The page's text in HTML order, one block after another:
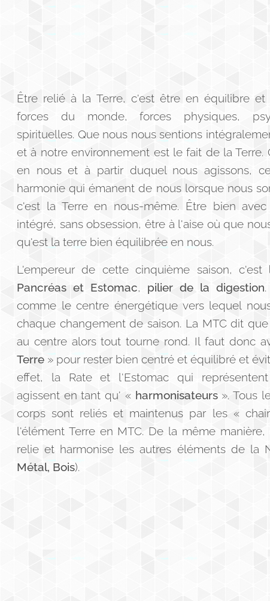
Être relié à la Terre, c'est être en équilibre
forces du monde, forces physiques,
spirituelles. Que nous nous sentions
et à notre environnement est le fait de la Terre.
en nous et à partir duquel nous agissons,
harmonie qui émanent de nous lorsque nous
c'est la Terre en nous-même. Être bien
intégré, sans obsession, être à l'aise où que
qu'est la terre bien équilibrée en nous.
L'empereur de cette cinquième saison, c'est
Pancréas et Estomac, pilier de la digestion
comme le centre énergétique vers lequel
chaque changement de saison. La MTC dit
au centre alors tout tourne rond. Il faut donc
Terre » pour rester bien centré et équilibré et
effet, la Rate et l'Estomac qui
agissent en tant qu' « harmonisateurs». Tous
corps sont reliés et maintenus par les «
l'élément Terre en MTC. De la même manière,
relie et harmonise les autres éléments de la
Métal, Bois).